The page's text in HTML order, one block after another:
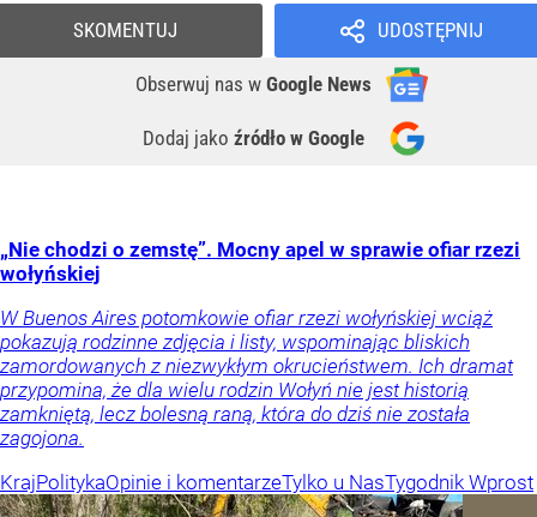
UDOSTĘPNIJ
Obserwuj nas w Google News
Dodaj jako źródło w Google
SKOMENTUJ
„Nie chodzi o zemstę”. Mocny apel w sprawie ofiar rzezi
wołyńskiej
W Buenos Aires potomkowie ofiar rzezi wołyńskiej wciąż
pokazują rodzinne zdjęcia i listy, wspominając bliskich
zamordowanych z niezwykłym okrucieństwem. Ich dramat
przypomina, że dla wielu rodzin Wołyń nie jest historią
zamkniętą, lecz bolesną raną, która do dziś nie została
zagojona.
KrajPolitykaOpinie i komentarzeTylko u NasTygodnik Wprost